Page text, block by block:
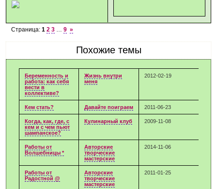
Страница:1 2 3 9 »
Похожие темы
Беременность и
работа: как себя
вести в
коллективе?
Жизнь внутри
меня
2012-02-19
Кем стать? Давайте поиграем 2011-06-23
Когда, как, где, с
кем и с чем пьют
шампанское?
Кулинарный клуб 2009-11-08
Работы от
Волшебницы *
Авторские
творческие
мастерские
2014-11-06
Работы от
Радостной @
Авторские
творческие
мастерские
2011-01-25